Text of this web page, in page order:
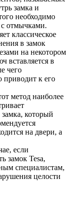
замка и
необходимо
отмычками.
классическое
в замок
на некотором
вставляется в
чего
приводит к его
метод наиболее
который
на двери, а
если
замок Tesa,
специалистам,
целости